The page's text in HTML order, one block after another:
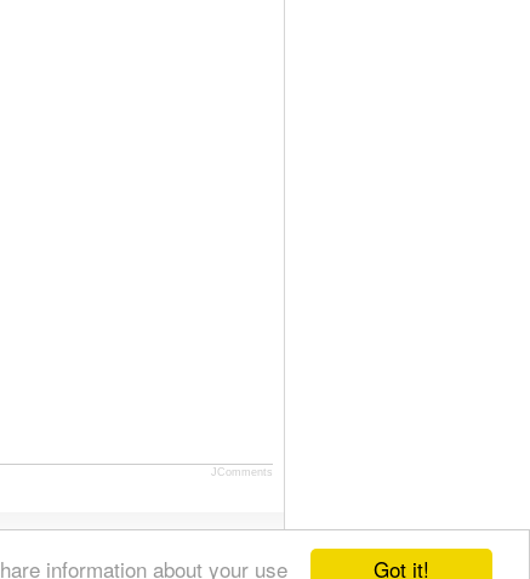
Got it!
information about your use
JComments